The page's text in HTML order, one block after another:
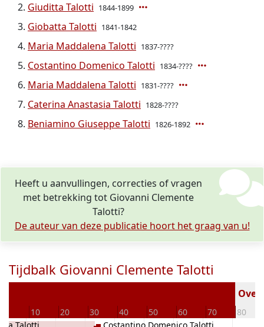
Giuditta Talotti 1844-1899
Giobatta Talotti 1841-1842
Maria Maddalena Talotti 1837-????
Costantino Domenico Talotti 1834-????
Maria Maddalena Talotti 1831-????
Caterina Anastasia Talotti 1828-????
Beniamino Giuseppe Talotti 1826-1892
Heeft u aanvullingen, correcties of vragen
met betrekking tot Giovanni Clemente
Talotti?
De auteur van deze publicatie hoort het graag van u!
Tijdbalk Giovanni Clemente Talotti
10 20 30 40 50 60 70 80